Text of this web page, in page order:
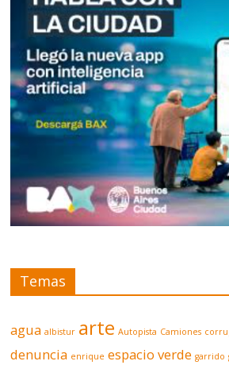
Temas
agua albistur arte Autopista Camiones
denuncia enrique espacio verde garrido